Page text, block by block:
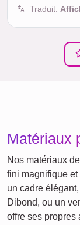
Traduit:
Matériaux
Nos matériaux
fini magnifique et
un cadre
Dibond, ou un
offre ses propres